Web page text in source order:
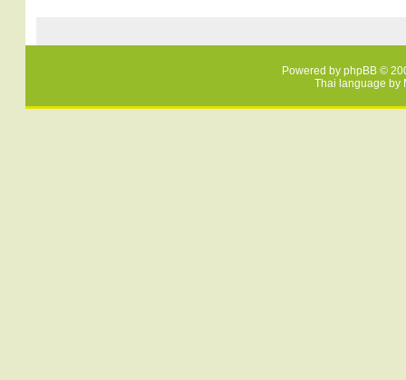
Powered by phpBB ©
Thai language by